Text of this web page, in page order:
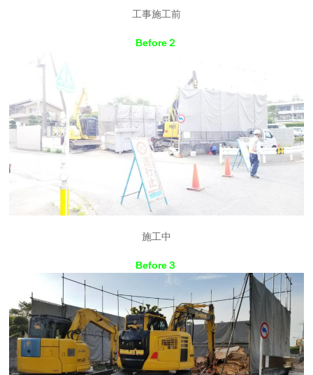
工事施工前
Before２
施工中
Before３